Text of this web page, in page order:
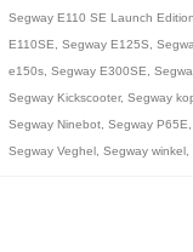
Segway E110 SE Launch Edition
E110SE, Segway E125S,
e150s, Segway E300SE,
Segway Kickscooter, Segway
Segway Ninebot, Segway P65E,
Segway Veghel, Segway winkel,